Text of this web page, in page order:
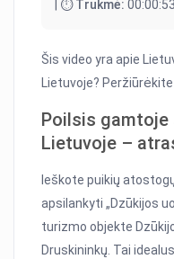
⏱️ Trukmė: 00:00:53
Šis video yra apie
Lietuvoje?
Poilsis gamtoje
Lietuvoje –
Ieškote puikių
apsilankyti „Dzūkijos
turizmo objekte
Druskininkų. Tai